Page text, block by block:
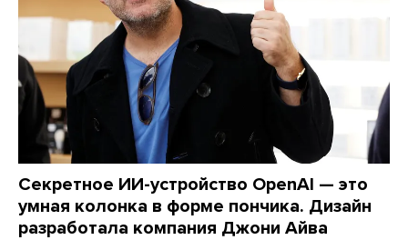
Секретное ИИ-устройство OpenAI — это
умная колонка в форме пончика. Дизайн
разработала компания Джони Айва